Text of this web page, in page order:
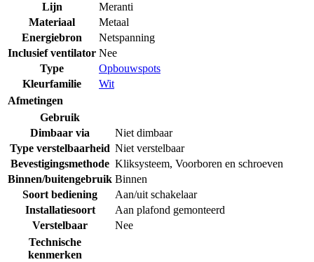
Lijn
Meranti
Materiaal
Metaal
Energiebron
Netspanning
Inclusief ventilator Nee
Type
Opbouwspots
Kleurfamilie
Wit
Afmetingen
Gebruik
Dimbaar via
Niet dimbaar
Type verstelbaarheid Niet verstelbaar
Bevestigingsmethode Kliksysteem, Voorboren en schroeven
Binnen/buitengebruik Binnen
Soort bediening
Aan/uit schakelaar
Installatiesoort
Aan plafond gemonteerd
Verstelbaar
Nee
Technische
kenmerken